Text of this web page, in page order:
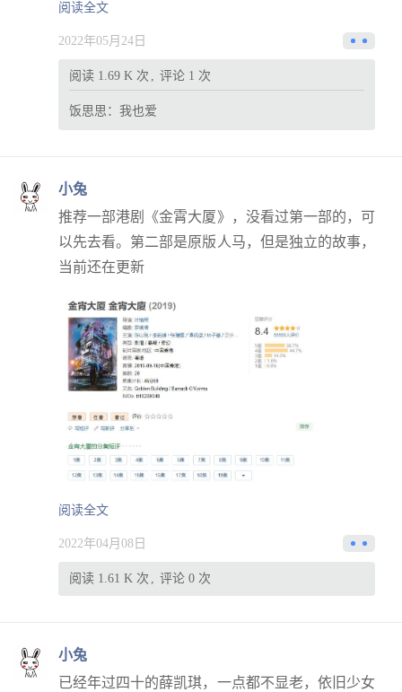
阅读全文
2022年05月24日
阅读 1.69 K 次 评论 1 次
饭思思： 我也爱
小兔
推荐一部港剧《金霄大厦》，没看过第一部的，可
以先去看。第二部是原版人马，但是独立的故事，
当前还在更新
阅读全文
2022年04月08日
阅读 1.61 K 次 评论 0 次
小兔
已经年过四十的薛凯琪，一点都不显老，依旧少女